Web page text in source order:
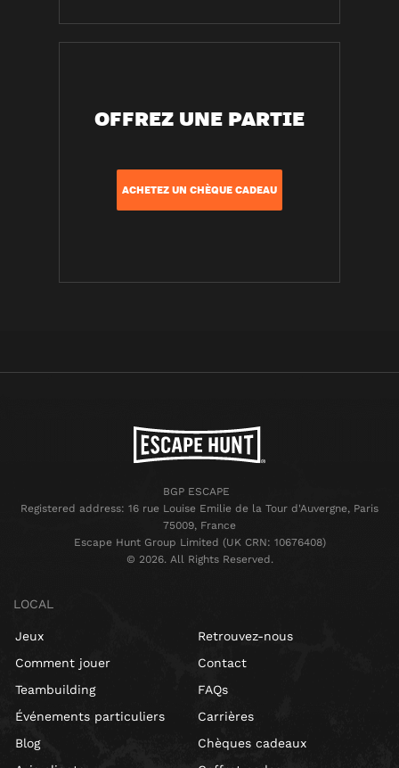
OFFREZ UNE PARTIE
ACHETEZ UN CHÈQUE CADEAU
BGP ESCAPE
Registered address: 16 rue Louise Emilie de la Tour d'Auvergne, Paris
75009, France
Escape Hunt Group Limited (UK CRN: 10676408)
©️ 2026. All Rights Reserved.
LOCAL
Jeux
Comment jouer
Teambuilding
Événements particuliers
Blog
Retrouvez-nous
Contact
FAQs
Carrières
Chèques cadeaux